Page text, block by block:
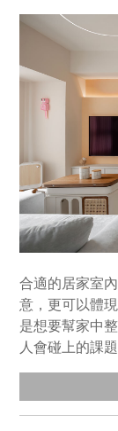
合適的居家室
意，更可以體
是想要幫家中
人會碰上的課